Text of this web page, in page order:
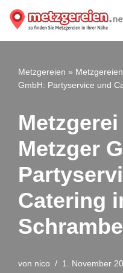
Zum
Metzgereien » Metzgereien
GmbH: Partyservice und
Metzger
Catering
von nico 1. November